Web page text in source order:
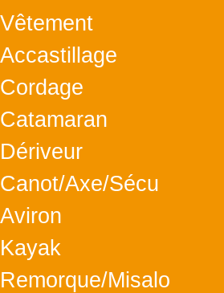
Vêtement
Accastillage
Cordage
Catamaran
Dériveur
Canot/Axe/Sécu
Aviron
Kayak
Remorque/Misalo